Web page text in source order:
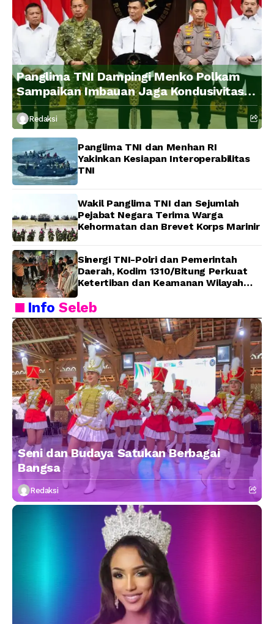
Panglima TNI Dampingi Menko Polkam
Sampaikan Imbauan Jaga Kondusivitas
Bangsa
Redaksi
Panglima TNI dan Menhan RI
Yakinkan Kesiapan Interoperabilitas
TNI
Wakil Panglima TNI dan Sejumlah
Pejabat Negara Terima Warga
Kehormatan dan Brevet Korps Marinir
Sinergi TNI-Polri dan Pemerintah
Daerah, Kodim 1310/Bitung Perkuat
Ketertiban dan Keamanan Wilayah
InfoSeleb
Seni dan Budaya Satukan Berbagai
Bangsa
Redaksi